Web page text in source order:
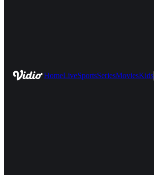
HomeLiveSportsSeriesMoviesKids